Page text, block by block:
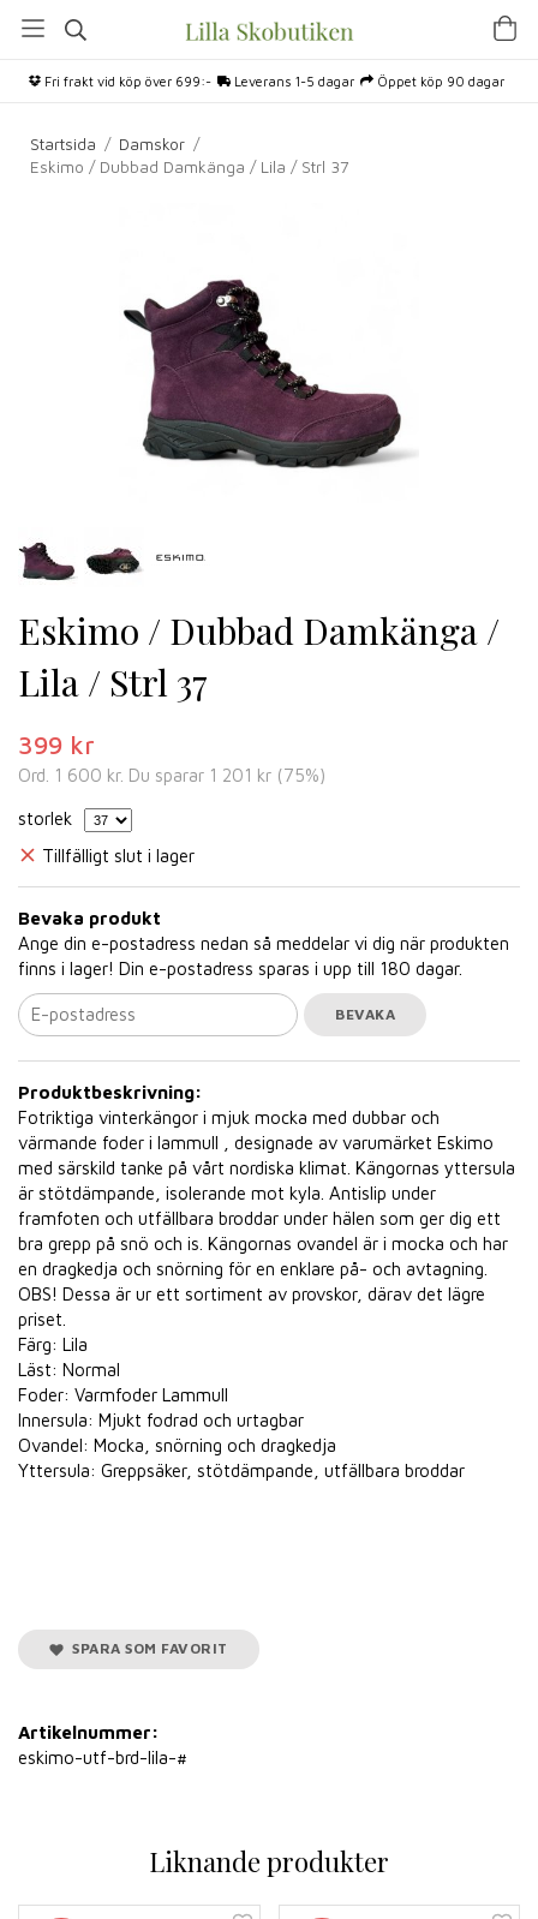
Fri frakt vid köp över 699:- Leverans 1-5 dagar Öppet köp 90 dagar
Startsida / Damskor /
Eskimo / Dubbad Damkänga / Lila / Strl 37
Eskimo / Dubbad Damkänga /
Lila / Strl 37
399 kr
Ord. 1 600 kr. Du sparar 1 201 kr (75%)
storlek
Tillfälligt slut i lager
Bevaka produkt
Ange din e-postadress nedan så meddelar vi dig när produkten
finns i lager! Din e-postadress sparas i upp till 180 dagar.
BEVAKA
Produktbeskrivning:
Fotriktiga vinterkängor i mjuk mocka med dubbar och
värmande foder i lammull , designade av varumärket Eskimo
med särskild tanke på vårt nordiska klimat. Kängornas yttersula
är stötdämpande, isolerande mot kyla. Antislip under
framfoten och utfällbara broddar under hälen som ger dig ett
bra grepp på snö och is. Kängornas ovandel är i mocka och har
en dragkedja och snörning för en enklare på- och avtagning.
OBS! Dessa är ur ett sortiment av provskor, därav det lägre
priset.
Färg: Lila
Läst: Normal
Foder: Varmfoder Lammull
Innersula: Mjukt fodrad och urtagbar
Ovandel: Mocka, snörning och dragkedja
Yttersula: Greppsäker, stötdämpande, utfällbara broddar
SPARA SOM FAVORIT
Artikelnummer:
eskimo-utf-brd-lila-#
Liknande produkter